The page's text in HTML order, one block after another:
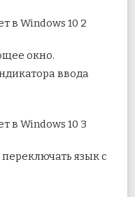
окно.
ввода
язык с